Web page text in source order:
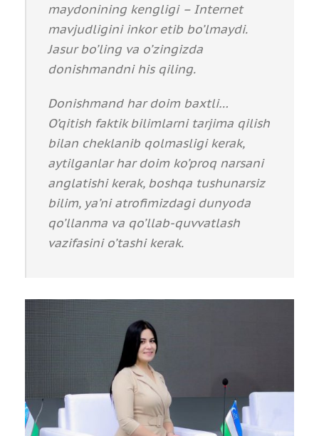
maydonining kengligi – Internet
mavjudligini inkor etib bo’lmaydi.
Jasur bo’ling va o’zingizda
donishmandni his qiling.
Donishmand har doim baxtli…
O’qitish faktik bilimlarni tarjima qilish
bilan cheklanib qolmasligi kerak,
aytilganlar har doim ko’proq narsani
anglatishi kerak, boshqa tushunarsiz
bilim, ya’ni atrofimizdagi dunyoda
qo’llanma va qo’llab-quvvatlash
vazifasini o’tashi kerak.